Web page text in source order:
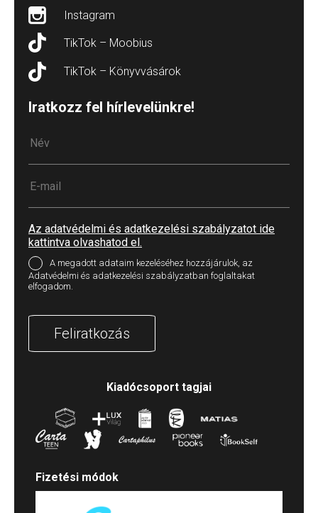
Instagram
TikTok – Moobius
TikTok – Könyvvásárok
Iratkozz fel hírlevelünkre!
Az adatvédelmi és adatkezelési szabályzatot ide
kattintva olvashatod el.
A megadott adataim kezeléséhez hozzájárulok, az
Adatvédelmi és adatkezelési szabályzatban foglaltakat
elfogadom.
Feliratkozás
Kiadócsoport tagjai
Fizetési módok